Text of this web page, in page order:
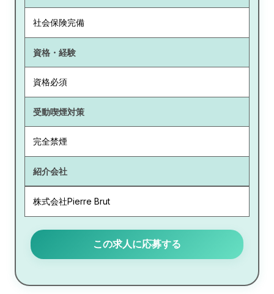
社会保険完備
資格・経験
資格必須
受動喫煙対策
完全禁煙
紹介会社
株式会社Pierre Brut
この求人に応募する